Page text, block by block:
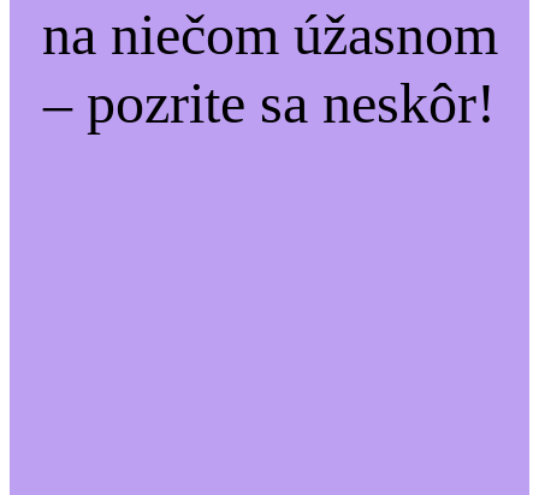
na niečom úžasnom
– pozrite sa neskôr!